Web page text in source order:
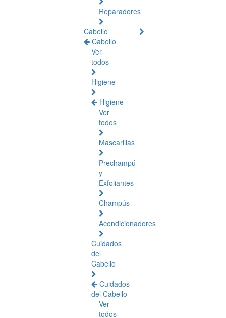
Reparadores
Cabello
Cabello
Ver
todos
Higiene
Higiene
Ver
todos
Mascarillas
Prechampú
y
Exfoliantes
Champús
Acondicionadores
Cuidados
del
Cabello
Cuidados
del Cabello
Ver
todos